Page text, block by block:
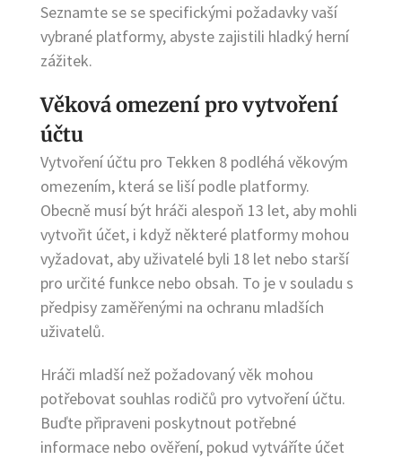
Seznamte se se specifickými požadavky vaší
vybrané platformy, abyste zajistili hladký herní
zážitek.
Věková omezení pro vytvoření
účtu
Vytvoření účtu pro Tekken 8 podléhá věkovým
omezením, která se liší podle platformy.
Obecně musí být hráči alespoň 13 let, aby mohli
vytvořit účet, i když některé platformy mohou
vyžadovat, aby uživatelé byli 18 let nebo starší
pro určité funkce nebo obsah. To je v souladu s
předpisy zaměřenými na ochranu mladších
uživatelů.
Hráči mladší než požadovaný věk mohou
potřebovat souhlas rodičů pro vytvoření účtu.
Buďte připraveni poskytnout potřebné
informace nebo ověření, pokud vytváříte účet